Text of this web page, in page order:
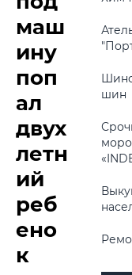
маш
ину
поп
ал
двух
летн
ий
реб
ено
к
шин